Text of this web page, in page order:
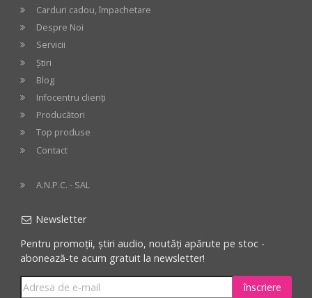
Carduri cadou, împachetare
Despre Noi
Servicii
Știri
Blog
Infocentru clienți
Producători
Top produse
Contact
A.N.P.C. - SAL
Newsletter
Pentru promoții, știri audio, noutăți apărute pe stoc -
abonează-te acum gratuit la newsletter!
înscriere